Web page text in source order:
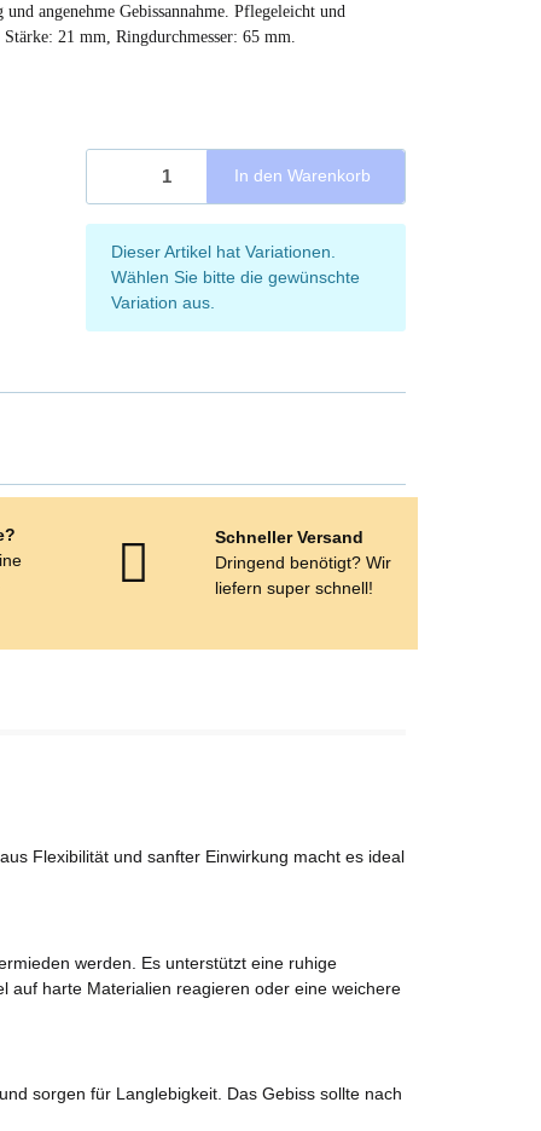
angenehme Gebissannahme. Pflegeleicht und
21 mm, Ringdurchmesser: 65 mm.
In den Warenkorb
x
Dieser Artikel hat Variationen.
Wählen Sie bitte die gewünschte
Variation aus.
Schneller Versand
Dringend benötigt? Wir
liefern super schnell!
Flexibilität und sanfter Einwirkung macht es ideal
werden. Es unterstützt eine ruhige
auf harte Materialien reagieren oder eine weichere
sorgen für Langlebigkeit. Das Gebiss sollte nach